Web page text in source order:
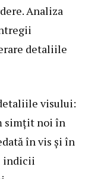
Analiza
detaliile
visului:
simțit noi în
în vis și în
indicii